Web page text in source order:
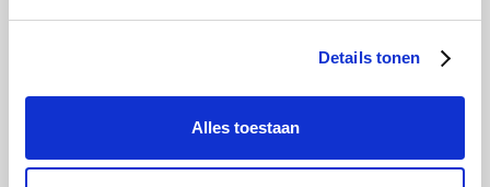
Details tonen
Alles toestaan
Shein Bergfreunde SupraBazar Smartwatchbanden